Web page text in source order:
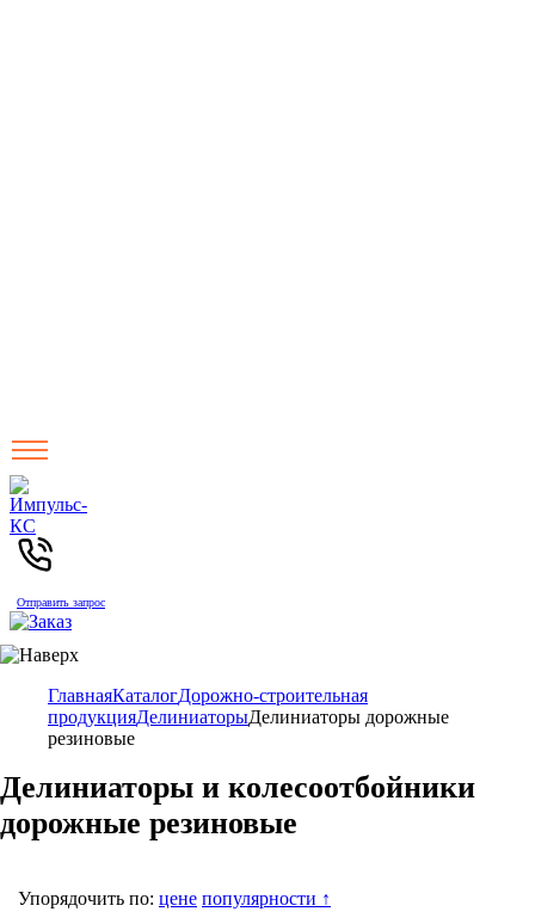
Отправить запрос
ГлавнаяКаталогДорожно-строительная
продукцияДелиниаторыДелиниаторы дорожные
резиновые
Делиниаторы и колесоотбойники
дорожные резиновые
Упорядочить по: цене популярности ↑